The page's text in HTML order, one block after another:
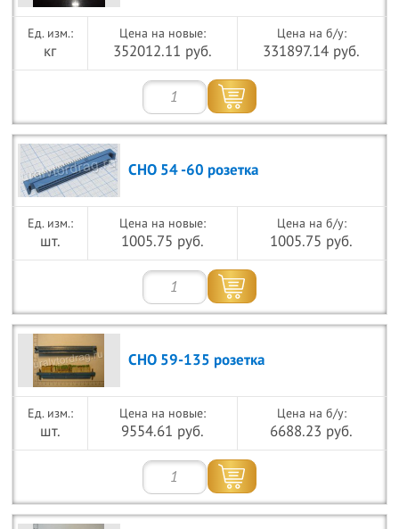
кг
Цена на новые:
352012.11 руб.
Цена на б/у:
331897.14 руб.
СНО 54 -60 розетка
шт.
Цена на новые:
1005.75 руб.
Цена на б/у:
1005.75 руб.
СНО 59-135 розетка
шт.
Цена на новые:
9554.61 руб.
Цена на б/у:
6688.23 руб.